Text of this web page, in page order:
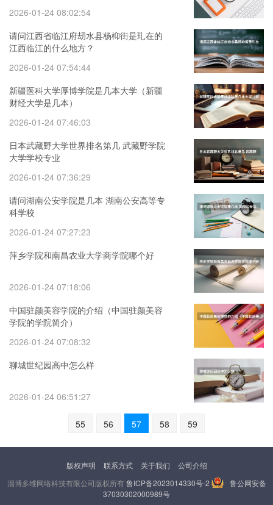
2026-01-24 08:02:54
请问江西省临江府刼水县杨枊街是玌在的
江西临江的什么地方？
2026-01-24 07:54:44
新疆医科大学厚博学院是几本大学（新疆
财经大学是几本）
2026-01-24 07:46:03
日本武藏野大学世界排名第几 武藏野学院
大学学校专业
2026-01-24 07:36:29
请问湖南公安学院是几本 湖南公安高等专
科学校
2026-01-24 07:27:23
萍乡学院和南昌农业大学商学院哪个好
2026-01-24 07:18:06
中国驻颜美容学院的介绍（中国驻颜美容
学院的学院简介）
2026-01-24 07:08:32
聊城世纪园高中怎么样
2026-01-24 06:51:27
55 56 57 58 59
版权声明 联系方式 关于我们
公司介绍
淄博多维网络科技有限公司版权所有鲁ICP备2023014330号-2
鲁公网安备
37030302000989号